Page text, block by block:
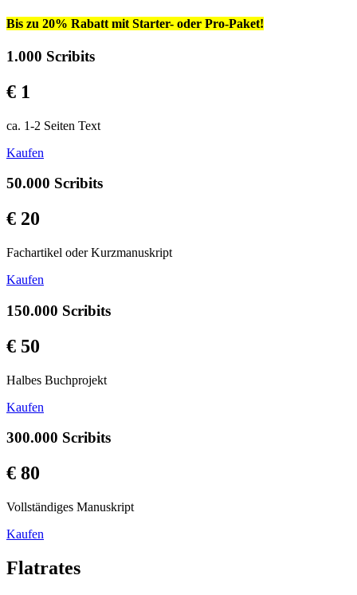
Bis zu 20% Rabatt mit Starter- oder Pro-Paket!
1.000 Scribits
€ 1
ca. 1-2 Seiten Text
Kaufen
50.000 Scribits
€ 20
Fachartikel oder Kurzmanuskript
Kaufen
150.000 Scribits
€ 50
Halbes Buchprojekt
Kaufen
300.000 Scribits
€ 80
Vollständiges Manuskript
Kaufen
Flatrates